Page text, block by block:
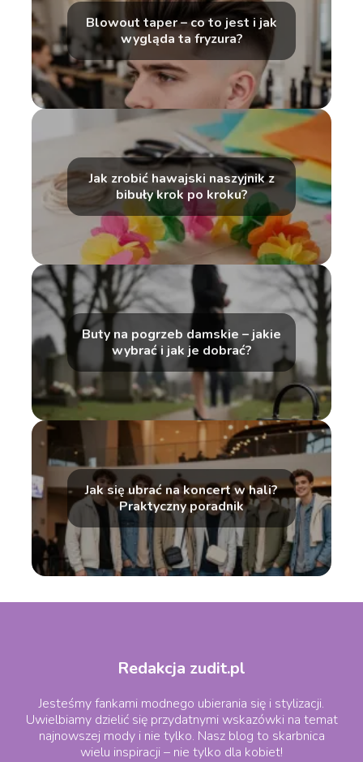
Blowout taper – co to jest i jak
wygląda ta fryzura?
Jak zrobić hawajski naszyjnik z
bibuły krok po kroku?
Buty na pogrzeb damskie – jakie
wybrać i jak je dobrać?
Jak się ubrać na koncert w hali?
Praktyczny poradnik
Redakcja zudit.pl
Jesteśmy fankami modnego ubierania się i stylizacji.
Uwielbiamy dzielić się przydatnymi wskazówki na temat
najnowszej mody i nie tylko. Nasz blog to skarbnica
wielu inspiracji – nie tylko dla kobiet!